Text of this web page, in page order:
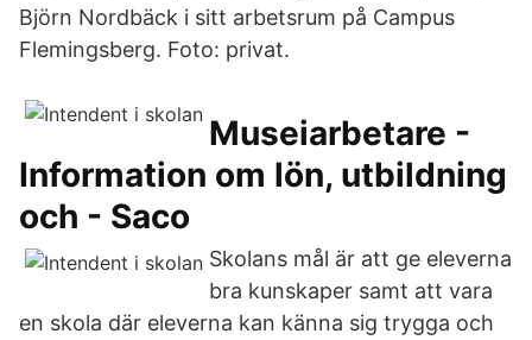
Björn Nordbäck i sitt arbetsrum på Campus
Flemingsberg. Foto: privat.
Museiarbetare -
Information om lön, utbildning
och - Saco
Skolans mål är att ge eleverna
bra kunskaper samt att vara
en skola där eleverna kan känna sig trygga och